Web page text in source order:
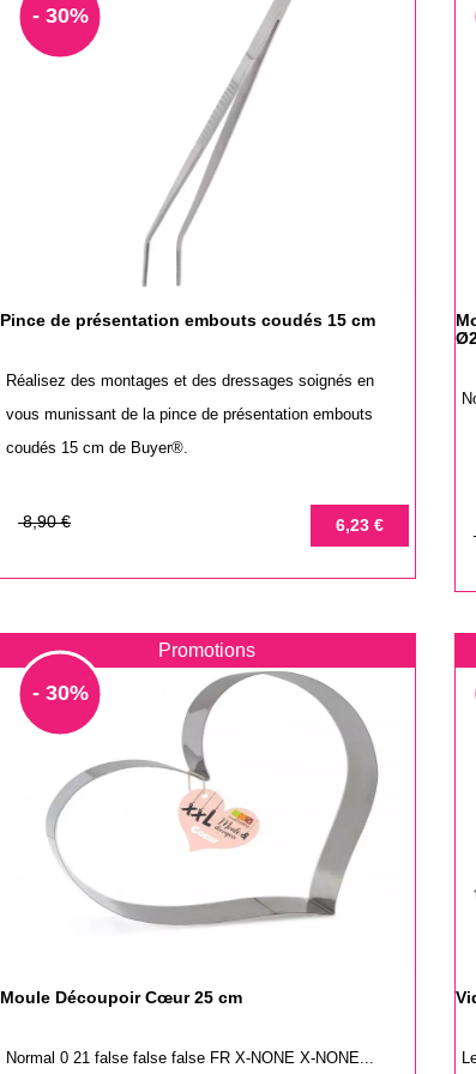
- 30%
Pince de présentation embouts coudés 15 cm
Réalisez des montages et des dressages soignés en
vous munissant de la pince de présentation embouts
coudés 15 cm de Buyer®.
Prix
8,90 €
Prix 6,23 €
Promotions
- 30%
Moule Découpoir Cœur 25 cm
Normal 0 21 false false false FR X-NONE X-NONE...